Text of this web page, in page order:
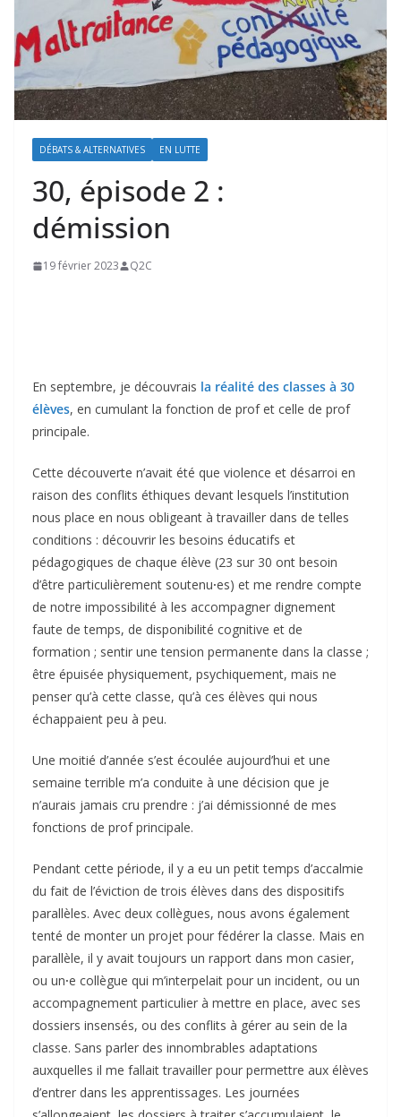
DÉBATS & ALTERNATIVES EN LUTTE
30, épisode 2 :
démission
19 février 2023 Q2C
En septembre, je découvrais la réalité des classes à 30
élèves, en cumulant la fonction de prof et celle de prof
principale.
Cette découverte n’avait été que violence et désarroi en
raison des conflits éthiques devant lesquels l’institution
nous place en nous obligeant à travailler dans de telles
conditions : découvrir les besoins éducatifs et
pédagogiques de chaque élève (23 sur 30 ont besoin
d’être particulièrement soutenu·es) et me rendre compte
de notre impossibilité à les accompagner dignement
faute de temps, de disponibilité cognitive et de
formation ; sentir une tension permanente dans la classe ;
être épuisée physiquement, psychiquement, mais ne
penser qu’à cette classe, qu’à ces élèves qui nous
échappaient peu à peu.
Une moitié d’année s’est écoulée aujourd’hui et une
semaine terrible m’a conduite à une décision que je
n’aurais jamais cru prendre : j’ai démissionné de mes
fonctions de prof principale.
Pendant cette période, il y a eu un petit temps d’accalmie
du fait de l’éviction de trois élèves dans des dispositifs
parallèles. Avec deux collègues, nous avons également
tenté de monter un projet pour fédérer la classe. Mais en
parallèle, il y avait toujours un rapport dans mon casier,
ou un·e collègue qui m’interpelait pour un incident, ou un
accompagnement particulier à mettre en place, avec ses
dossiers insensés, ou des conflits à gérer au sein de la
classe. Sans parler des innombrables adaptations
auxquelles il me fallait travailler pour permettre aux élèves
d’entrer dans les apprentissages. Les journées